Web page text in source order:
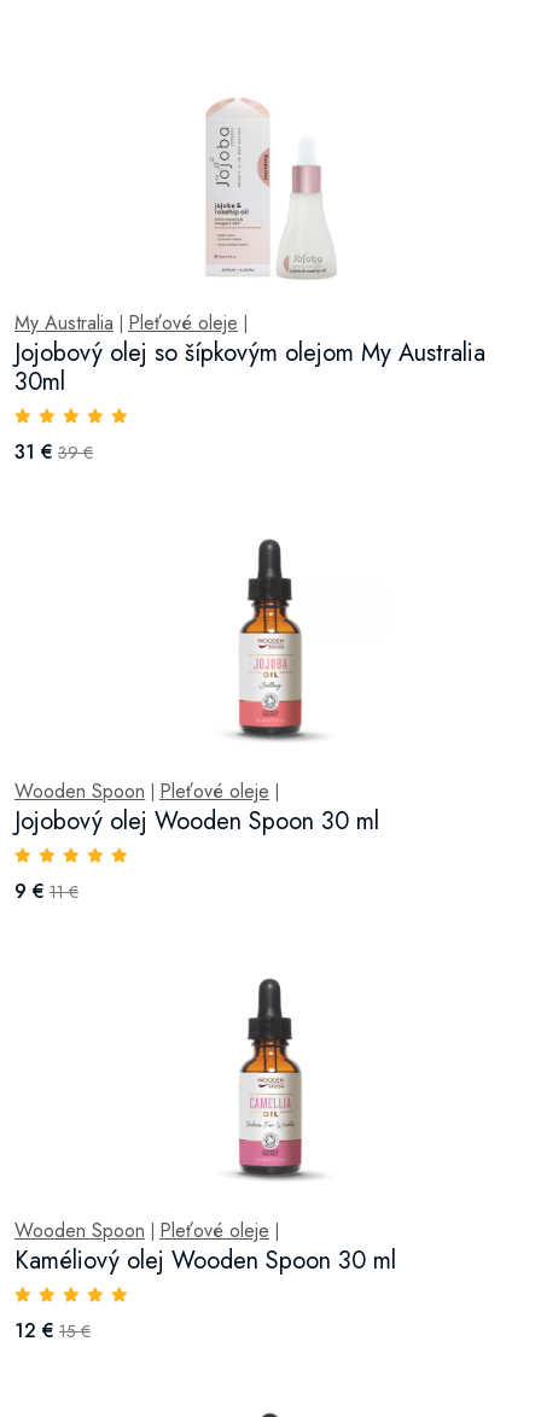
My Australia Pleťové oleje
Jojobový olej so šípkovým olejom My Australia
30ml
31 € 39 €
Wooden Spoon Pleťové oleje
Jojobový olej Wooden Spoon 30 ml
9 € 11 €
Wooden Spoon Pleťové oleje
Kaméliový olej Wooden Spoon 30 ml
12 € 15 €